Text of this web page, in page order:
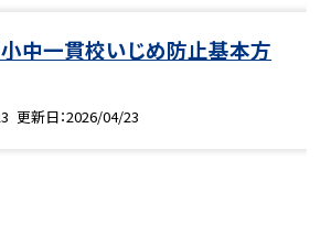
中一貫校いじめ防止基本方
更新日 2026/04/23